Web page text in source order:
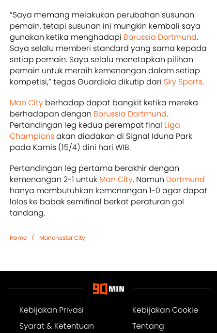
“Saya memang melakukan perubahan susunan
pemain, tetapi susunan ini mungkin kembali saya
gunakan ketika menghadapi Borussia Dortmund.
Saya selalu memberi standard yang sama kepada
setiap pemain. Saya selalu menetapkan pilihan
pemain untuk meraih kemenangan dalam setiap
kompetisi,” tegas Guardiola dikutip dari Sky Sports.
Man City berhadap dapat bangkit ketika mereka
berhadapan dengan Borussia Dortmund.
Pertandingan leg kedua perempat final Liga
Championsakan diadakan di Signal Iduna Park
pada Kamis (15/4) dini hari WIB.
Pertandingan leg pertama berakhir dengan
kemenangan 2-1 untuk Man City. Namun Dortmund
hanya membutuhkan kemenangan 1-0 agar dapat
lolos ke babak semifinal berkat peraturan gol
tandang.
Home / Manchester City
Kebijakan Privasi
Kebijakan Cookie
Syarat & Ketentuan
Tentang